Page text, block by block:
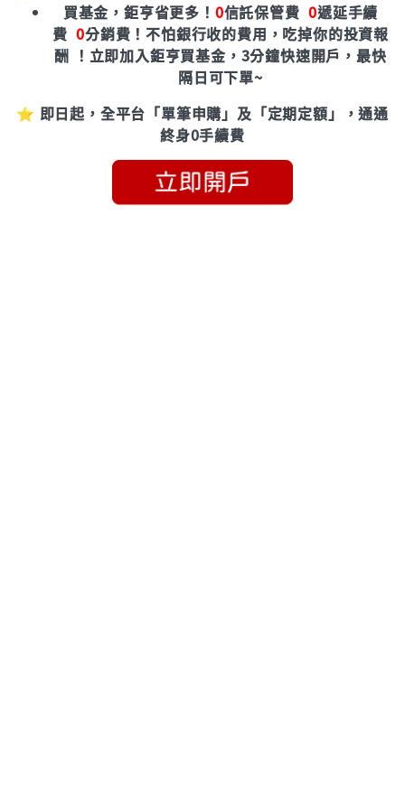
買基金，鉅亨省更多！ 0信託保管費0遞延手續
費0分銷費！不怕銀行收的費用，吃掉你的投資報
酬 ！立即加入鉅亨買基金，3分鐘快速開戶，最快
隔日可下單~
⭐ 即日起，全平台「單筆申購」及「定期定額」，通通
終身0手續費